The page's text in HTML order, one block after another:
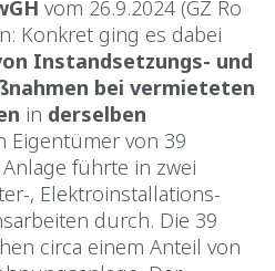
vom 26.9.2024 (GZ Ro
Konkret ging es dabei
Instandsetzungs- und
bei vermieteten
in derselben
Eigentümer von 39
führte in zwei
, Elektroinstallations-
durch. Die 39
circa einem Anteil von